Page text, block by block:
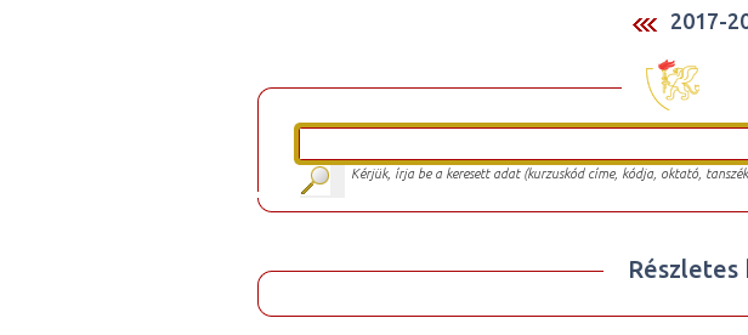
2017-
Kérjük, írja be a keresett adat (kurzuskód címe, kódja, oktató,